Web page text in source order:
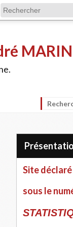
Site déclaré
sous le